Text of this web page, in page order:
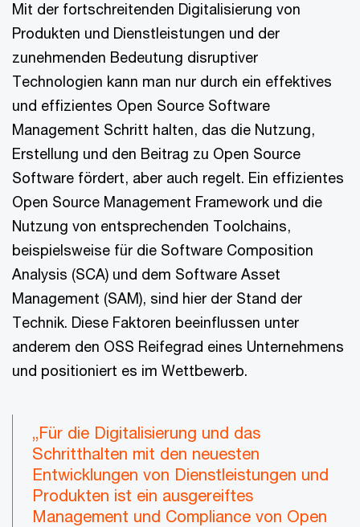
Mit der fortschreitenden Digitalisierung von
Produkten und Dienstleistungen und der
zunehmenden Bedeutung disruptiver
Technologien kann man nur durch ein effektives
und effizientes Open Source Software
Management Schritt halten, das die Nutzung,
Erstellung und den Beitrag zu Open Source
Software fördert, aber auch regelt. Ein effizientes
Open Source Management Framework und die
Nutzung von entsprechenden Toolchains,
beispielsweise für die Software Composition
Analysis (SCA) und dem Software Asset
Management (SAM), sind hier der Stand der
Technik. Diese Faktoren beeinflussen unter
anderem den OSS Reifegrad eines Unternehmens
und positioniert es im Wettbewerb.
„Für die Digitalisierung und das
Schritthalten mit den neuesten
Entwicklungen von Dienstleistungen und
Produkten ist ein ausgereiftes
Management und Compliance von Open